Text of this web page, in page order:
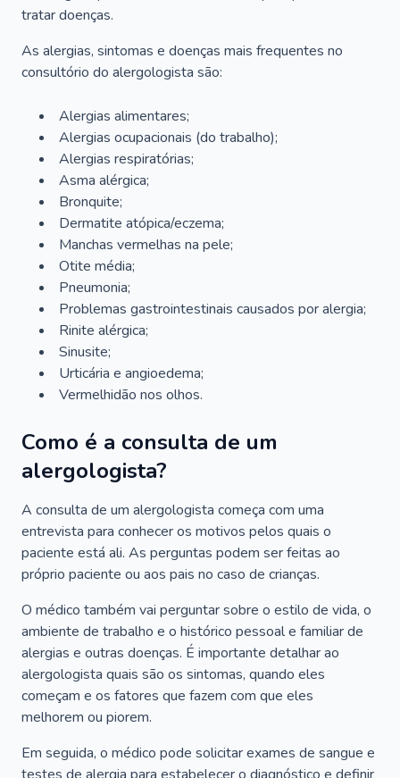
tratar doenças.
As alergias, sintomas e doenças mais frequentes no
consultório do alergologista são:
Alergias alimentares;
Alergias ocupacionais (do trabalho);
Alergias respiratórias;
Asma alérgica;
Bronquite;
Dermatite atópica/eczema;
Manchas vermelhas na pele;
Otite média;
Pneumonia;
Problemas gastrointestinais causados por alergia;
Rinite alérgica;
Sinusite;
Urticária e angioedema;
Vermelhidão nos olhos.
Como é a consulta de um
alergologista?
A consulta de um alergologista começa com uma
entrevista para conhecer os motivos pelos quais o
paciente está ali. As perguntas podem ser feitas ao
próprio paciente ou aos pais no caso de crianças.
O médico também vai perguntar sobre o estilo de vida, o
ambiente de trabalho e o histórico pessoal e familiar de
alergias e outras doenças. É importante detalhar ao
alergologista quais são os sintomas, quando eles
começam e os fatores que fazem com que eles
melhorem ou piorem.
Em seguida, o médico pode solicitar exames de sangue e